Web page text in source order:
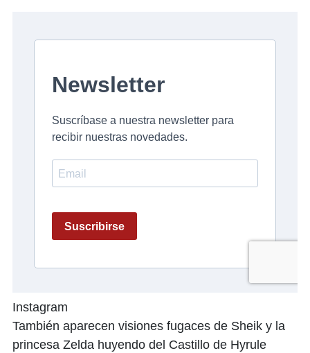
Instagram
También aparecen visiones fugaces de Sheik y la
princesa Zelda huyendo del Castillo de Hyrule